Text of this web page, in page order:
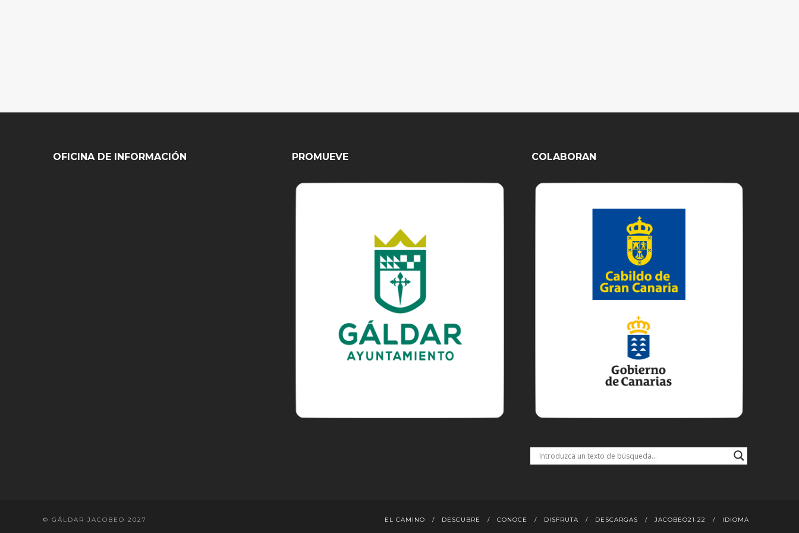
OFICINA DE INFORMACIÓN PROMUEVE COLABORAN
© GÁLDAR JACOBEO 2027 EL CAMINO DESCUBRE CONOCE DISFRUTA DESCARGAS JACOBEO21·22 IDIOMA